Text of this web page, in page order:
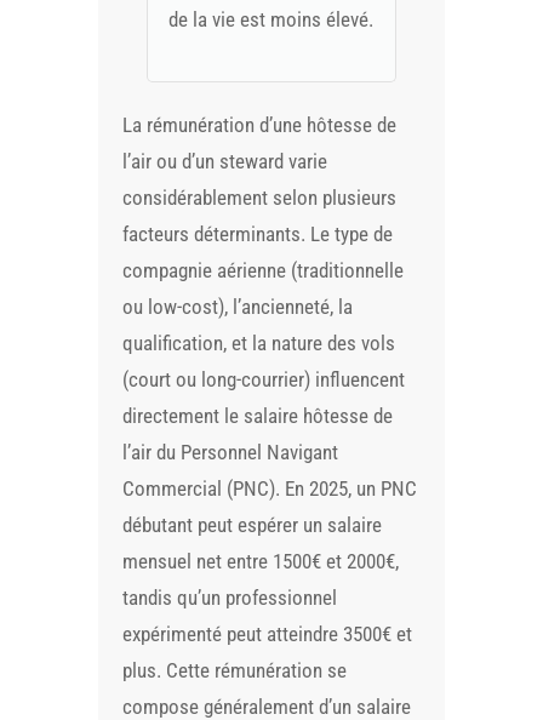
de la vie est moins élevé.
La rémunération d’une hôtesse de
l’air ou d’un steward varie
considérablement selon plusieurs
facteurs déterminants. Le type de
compagnie aérienne (traditionnelle
ou low-cost), l’ancienneté, la
qualification, et la nature des vols
(court ou long-courrier) influencent
directement le salaire hôtesse de
l’air du Personnel Navigant
Commercial (PNC). En 2025, un PNC
débutant peut espérer un salaire
mensuel net entre 1500€ et 2000€,
tandis qu’un professionnel
expérimenté peut atteindre 3500€ et
plus. Cette rémunération se
compose généralement d’un salaire